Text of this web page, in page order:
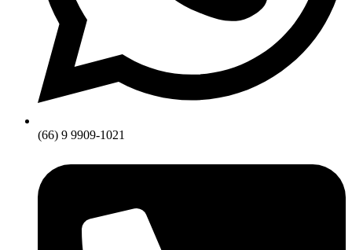
(66) 9 9909-1021